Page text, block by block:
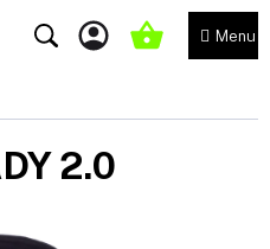
NÁKUPNÍ
2.0